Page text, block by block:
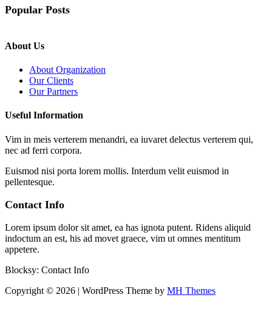
Popular Posts
About Us
About Organization
Our Clients
Our Partners
Useful Information
Vim in meis verterem menandri, ea iuvaret delectus verterem qui,
nec ad ferri corpora.
Euismod nisi porta lorem mollis. Interdum velit euismod in
pellentesque.
Contact Info
Lorem ipsum dolor sit amet, ea has ignota putent. Ridens aliquid
indoctum an est, his ad movet graece, vim ut omnes mentitum
appetere.
Blocksy: Contact Info
Copyright © 2026 | WordPress Theme by MH Themes